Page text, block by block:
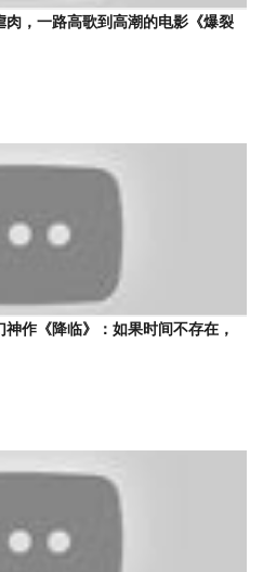
肉，一路高歌到高潮的电影《爆裂
作《降临》：如果时间不存在，